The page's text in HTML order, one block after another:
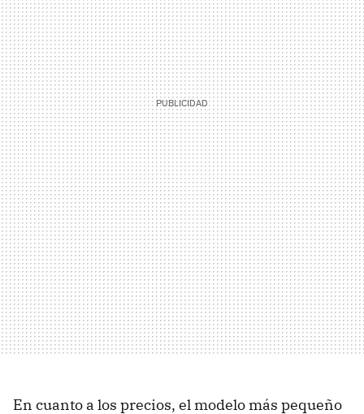
En cuanto a los precios, el modelo más pequeño